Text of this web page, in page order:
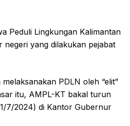
Peduli Lingkungan Kalimantan
negeri yang dilakukan pejabat
PDLN oleh “elit”
itu, AMPL-KT bakal turun
7/2024) di Kantor Gubernur